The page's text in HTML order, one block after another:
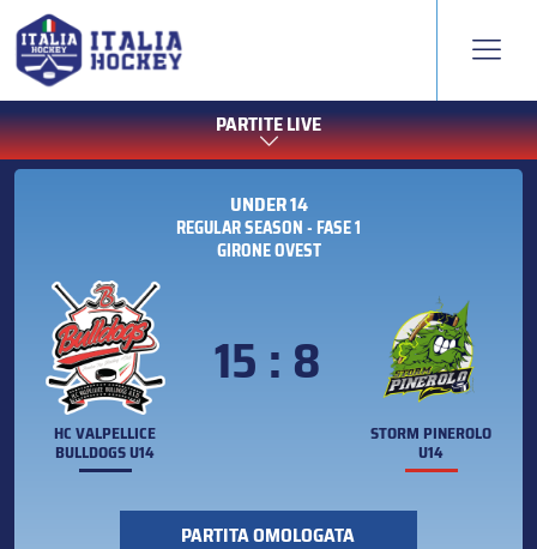
PARTITE LIVE
UNDER 14
REGULAR SEASON - FASE 1
GIRONE OVEST
HC VALPELLICE
BULLDOGS U14
15 : 8
STORM PINEROLO
U14
PARTITA OMOLOGATA